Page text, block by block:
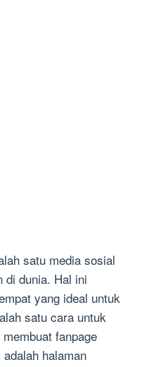
satu media sosial
di dunia. Hal ini
yang ideal untuk
satu cara untuk
fanpage
halaman